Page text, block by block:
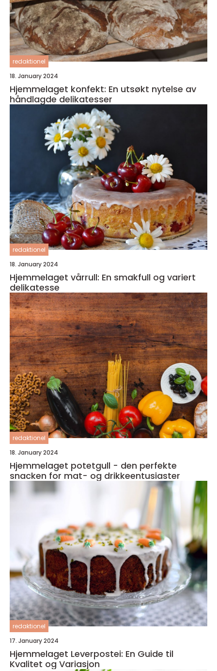
redaktionel
18. January 2024
Hjemmelaget konfekt: En utsøkt nytelse av
håndlagde delikatesser
redaktionel
18. January 2024
Hjemmelaget vårrull: En smakfull og variert
delikatesse
redaktionel
18. January 2024
Hjemmelaget potetgull - den perfekte
snacken for mat- og drikkeentusiaster
redaktionel
17. January 2024
Hjemmelaget Leverpostei: En Guide til
Kvalitet og Variasjon